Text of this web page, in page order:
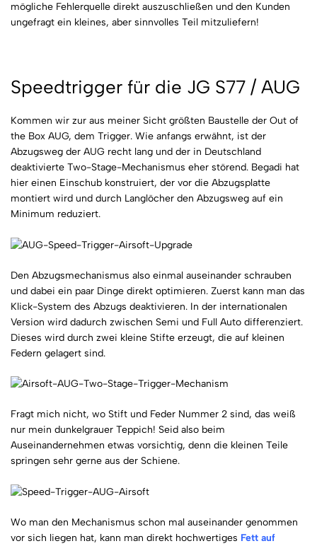
mögliche Fehlerquelle direkt auszuschließen und den Kunden
ungefragt ein kleines, aber sinnvolles Teil mitzuliefern!
Speedtrigger für die JG S77 / AUG
Kommen wir zur aus meiner Sicht größten Baustelle der Out of
the Box AUG, dem Trigger. Wie anfangs erwähnt, ist der
Abzugsweg der AUG recht lang und der in Deutschland
deaktivierte Two-Stage-Mechanismus eher störend. Begadi hat
hier einen Einschub konstruiert, der vor die Abzugsplatte
montiert wird und durch Langlöcher den Abzugsweg auf ein
Minimum reduziert.
Den Abzugsmechanismus also einmal auseinander schrauben
und dabei ein paar Dinge direkt optimieren. Zuerst kann man das
Klick-System des Abzugs deaktivieren. In der internationalen
Version wird dadurch zwischen Semi und Full Auto differenziert.
Dieses wird durch zwei kleine Stifte erzeugt, die auf kleinen
Federn gelagert sind.
Fragt mich nicht, wo Stift und Feder Nummer 2 sind, das weiß
nur mein dunkelgrauer Teppich! Seid also beim
Auseinandernehmen etwas vorsichtig, denn die kleinen Teile
springen sehr gerne aus der Schiene.
Wo man den Mechanismus schon mal auseinander genommen
vor sich liegen hat, kann man direkt hochwertiges Fett auf